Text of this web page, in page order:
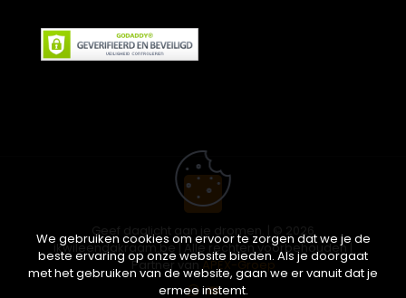
Geef daglicht aan je dromen. | © 2026
ikwileendakraam.be | Alle rechten voorbehouden |
Partner vanAPEX-Groep
We gebruiken cookies om ervoor te zorgen dat we je de
beste ervaring op onze website bieden. Als je doorgaat
met het gebruiken van de website, gaan we er vanuit dat je
ermee instemt.